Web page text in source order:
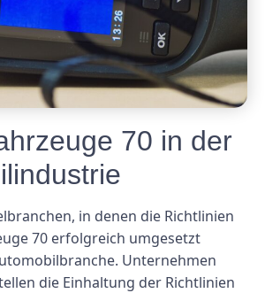
70 in der
in denen die Richtlinien
70 erfolgreich umgesetzt
Unternehmen
die Einhaltung der Richtlinien